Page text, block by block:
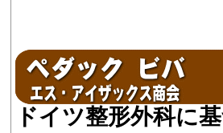
ドイツ整形外科に